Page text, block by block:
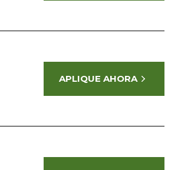
APLIQUE AHORA